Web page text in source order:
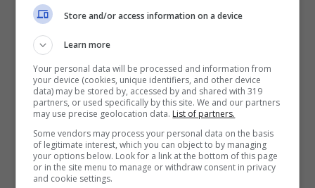
alcolemico non superiore a 0,5 grammi al
litro. Per i minori di 21 anni, il limite è
praticamente zero. In caso contrario, le
sanzioni pure in questo caso sono esemplari:
patente sospesa per 36 mesi, carcere fino a
18 e addirittura confisca dell’auto nei casi
peggiori in assoluto.
Store and/or access information on a device
Learn more
Your personal data will be processed and information from
your device (cookies, unique identifiers, and other device
data) may be stored by, accessed by and shared with 319
partners, or used specifically by this site. We and our partners
may use precise geolocation data. List of partners.
Some vendors may process your personal data on the basis
of legitimate interest, which you can object to by managing
your options below. Look for a link at the bottom of this page
or in the site menu to manage or withdraw consent in privacy
and cookie settings.